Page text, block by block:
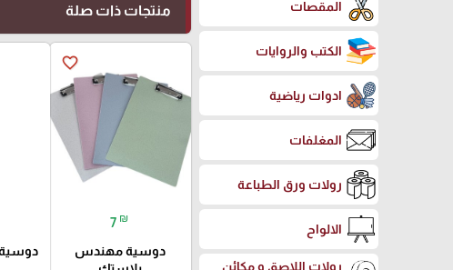
المقصات
الكتب والروايات
ادوات رياضية
المغلفات
رولات ورق الطباعة
الالواح
رولات اللاصق و مكائن
منتجات ذات صلة
favorite_border
7 ₪
دوسية مهندس